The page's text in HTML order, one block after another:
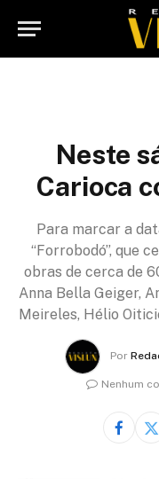
Neste
Carioca
Para marcar a
“Forrobodó”, que
obras de cerca de
Anna Bella Geiger,
Meireles, Hélio
Por
Nenhum